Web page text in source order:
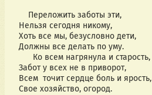
Переложить заботы эти,
Нельзя сегодня никому,
Хоть все мы, безусловно дети,
Должны все делать по уму.
Ко всем нагрянула и старость,
Забот у всех не в приворот,
Всем точит сердце боль и ярость,
Свое хозяйство, огород.